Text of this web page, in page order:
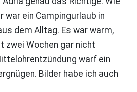
war ein Campingurlaub in
dem Alltag. Es war warm,
zwei Wochen gar nicht
warf ein
Bilder habe ich auch